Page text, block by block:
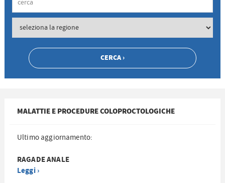
MALATTIE E PROCEDURE COLOPROCTOLOGICHE
Ultimo aggiornamento:
RAGADE ANALE
Leggi ›